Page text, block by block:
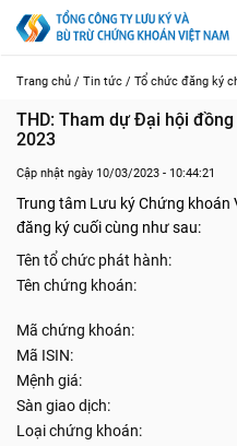
Trang chủ / Tin tức / Tổ chức đăng ký
THD: Tham dự Đại hội
2023
Cập nhật ngày 10/03/2023 - 10:44:21
Trung tâm Lưu ký Chứng khoán
đăng ký cuối cùng như sau:
Tên tổ chức phát hành:
Tên chứng khoán:
Mã chứng khoán:
Mã ISIN:
Mệnh giá:
Sàn giao dịch:
Loại chứng khoán: